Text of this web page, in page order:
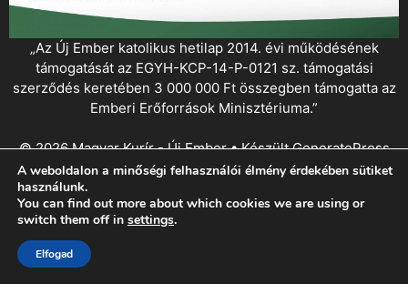
„Az Új Ember katolikus hetilap 2014. évi működésének
támogatását az EGYH-KCP-14-P-0121 sz. támogatási
szerződés keretében 3 000 000 Ft összegben támogatta az
Emberi Erőforrások Minisztériuma.”
© 2026 Magyar Kurír - Új Ember• KészültGeneratePress
A weboldalon a minőségi felhasználói élmény érdekében sütiket
használunk.
You can find out more about which cookies we are using or
switch them off in settings.
Elfogad